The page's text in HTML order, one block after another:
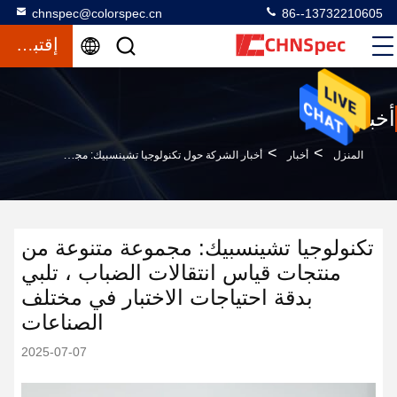
chnspec@colorspec.cn 86--13732210605
إقتباس
أخبار
المنزل > أخبار > أخبار الشركة حول تكنولوجيا تشينسبيك: مجموعة متنوعة من منتجات قياس انتقالات الضباب ، تلبي بدقة احتياجات الاختبار في مختلف الصناعات
تكنولوجيا تشينسبيك: مجموعة متنوعة من
منتجات قياس انتقالات الضباب ، تلبي
بدقة احتياجات الاختبار في مختلف
الصناعات
2025-07-07